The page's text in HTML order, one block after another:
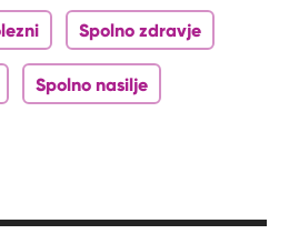
Spolno zdravje
Spolno nasilje